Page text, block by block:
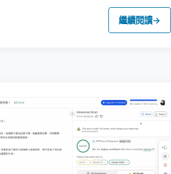
繼續閱讀→